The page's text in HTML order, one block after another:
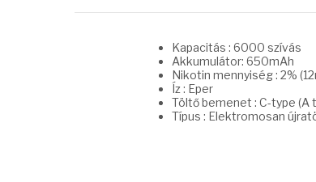
Kapacitás : 6000 szívás
Akkumulátor: 650mAh
Nikotin mennyiség : 2%
Íz : Eper
Töltő bemenet : C-type
Típus : Elektromosan